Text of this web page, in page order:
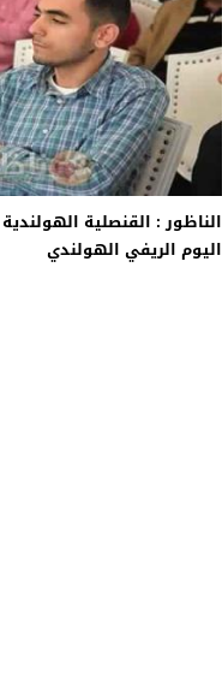
الناظور : القنصلية
اليوم الريفي الهولندي